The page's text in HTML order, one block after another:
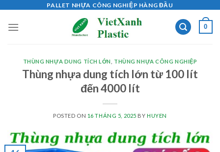
content
PALLET NHỰA CÔNG NGHIỆP HÀNG ĐẦU
0
THÙNG NHỰA DUNG TÍCH LỚN THÙNG NHỰA CÔNG NGHIỆP
Thùng nhựa dung tích lớn từ 100 lít
đến 4000 lít
POSTED ON 16 THÁNG 5, 2025 BY HUYEN